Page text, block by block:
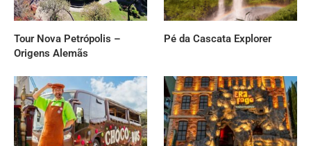
Tour Nova Petrópolis –
Origens Alemãs
Pé da Cascata Explorer